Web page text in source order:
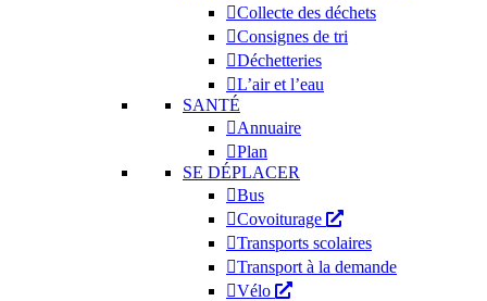
Collecte des déchets
Consignes de tri
Déchetteries
L’air et l’eau
SANTÉ
Annuaire
Plan
SE DÉPLACER
Bus
Covoiturage
Transports scolaires
Transport à la demande
Vélo